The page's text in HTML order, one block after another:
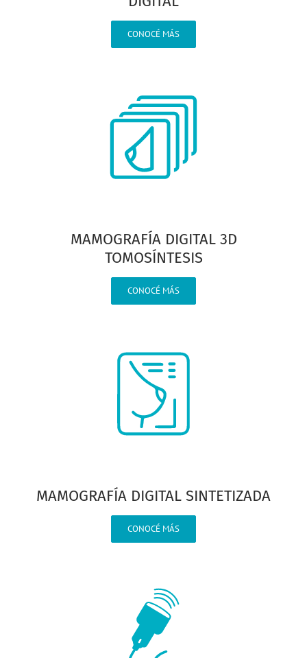
CONOCÉ MÁS
MAMOGRAFÍA DIGITAL 3D
TOMOSÍNTESIS
CONOCÉ MÁS
MAMOGRAFÍA DIGITAL SINTETIZADA
CONOCÉ MÁS